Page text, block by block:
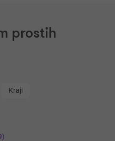
prostih
Kraji